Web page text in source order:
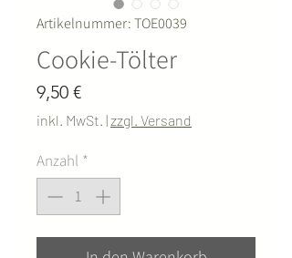
Artikelnummer: TOE0039
Cookie-Tölter
9,50 €Preis
inkl. MwSt. |zzgl. Versand
Anzahl *